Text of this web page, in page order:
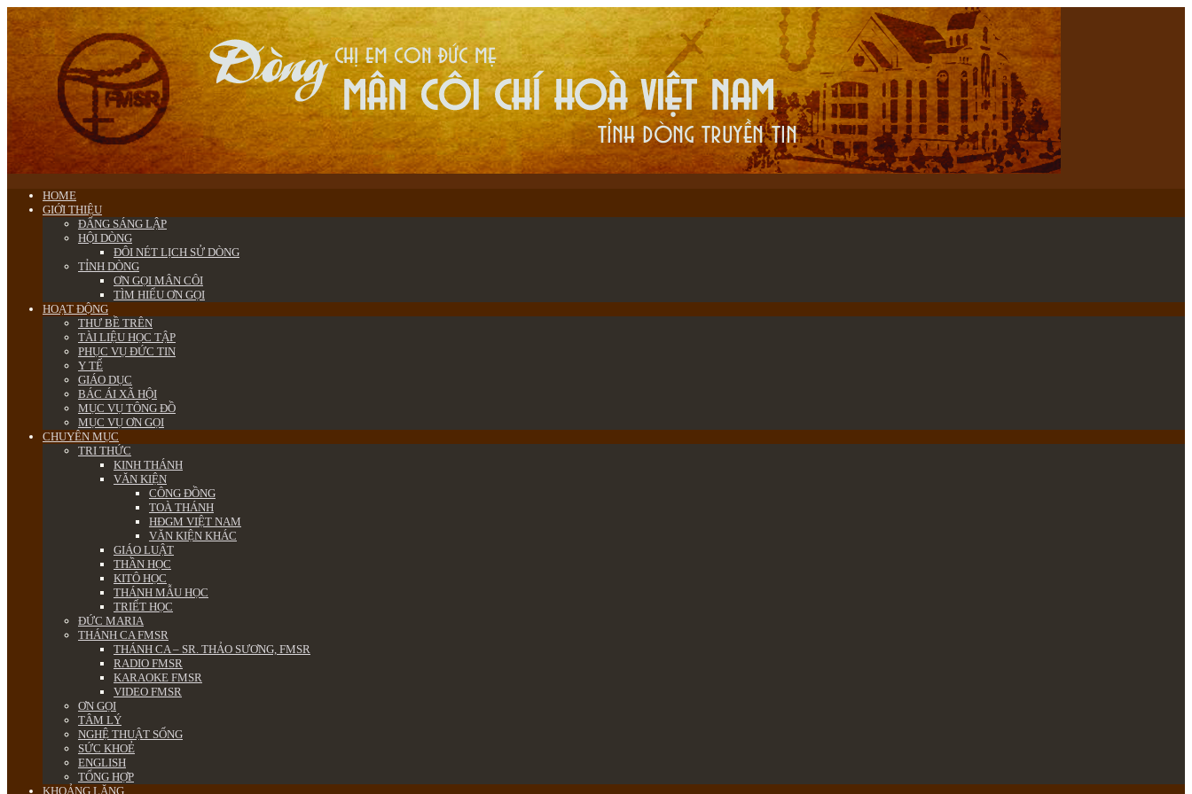
HOME
GIỚI THIỆU
ĐẤNG SÁNG LẬP
HỘI DÒNG
ĐÔI NÉT LỊCH SỬ DÒNG
TỈNH DÒNG
ƠN GỌI MÂN CÔI
TÌM HIỂU ƠN GỌI
HOẠT ĐỘNG
THƯ BỀ TRÊN
TÀI LIỆU HỌC TẬP
PHỤC VỤ ĐỨC TIN
Y TẾ
GIÁO DỤC
BÁC ÁI XÃ HỘI
MỤC VỤ TÔNG ĐỒ
MỤC VỤ ƠN GỌI
CHUYÊN MỤC
TRI THỨC
KINH THÁNH
VĂN KIỆN
CÔNG ĐỒNG
TOÀ THÁNH
HĐGM VIỆT NAM
VĂN KIỆN KHÁC
GIÁO LUẬT
THẦN HỌC
KITÔ HỌC
THÁNH MẪU HỌC
TRIẾT HỌC
ĐỨC MARIA
THÁNH CA FMSR
THÁNH CA – SR. THẢO SƯƠNG, FMSR
RADIO FMSR
KARAOKE FMSR
VIDEO FMSR
ƠN GỌI
TÂM LÝ
NGHỆ THUẬT SỐNG
SỨC KHOẺ
ENGLISH
TỔNG HỢP
KHOẢNG LẶNG